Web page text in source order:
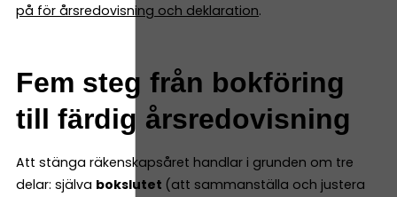
på för årsredovisning och deklaration.
Fem steg från bokföring
till färdig årsredovisning
Att stänga räkenskapsåret handlar i grunden om tre
delar: själva bokslutet (att sammanställa och justera